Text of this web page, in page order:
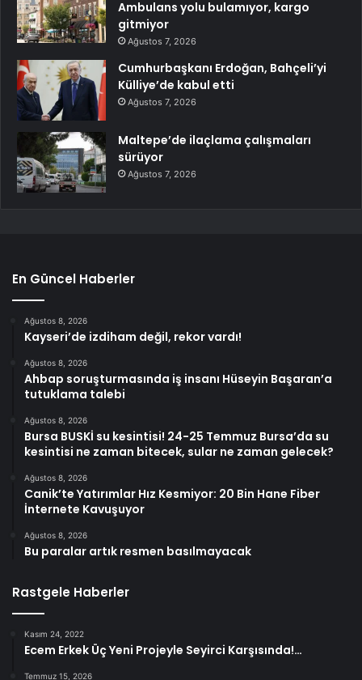
Ambulans yolu bulamıyor, kargo
gitmiyor
Ağustos 7, 2026
Cumhurbaşkanı Erdoğan, Bahçeli’yi
Külliye’de kabul etti
Ağustos 7, 2026
Maltepe’de ilaçlama çalışmaları
sürüyor
Ağustos 7, 2026
En Güncel Haberler
Ağustos 8, 2026
Kayseri’de izdiham değil, rekor vardı!
Ağustos 8, 2026
Ahbap soruşturmasında iş insanı Hüseyin Başaran’a
tutuklama talebi
Ağustos 8, 2026
Bursa BUSKİ su kesintisi! 24-25 Temmuz Bursa’da su
kesintisi ne zaman bitecek, sular ne zaman gelecek?
Ağustos 8, 2026
Canik’te Yatırımlar Hız Kesmiyor: 20 Bin Hane Fiber
İnternete Kavuşuyor
Ağustos 8, 2026
Bu paralar artık resmen basılmayacak
Rastgele Haberler
Kasım 24, 2022
Ecem Erkek Üç Yeni Projeyle Seyirci Karşısında!…
Temmuz 15, 2026